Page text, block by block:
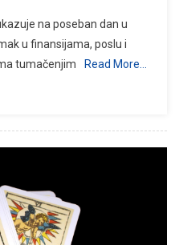
na poseban dan u
u finansijama, poslu i
tumačenjim
Read More…